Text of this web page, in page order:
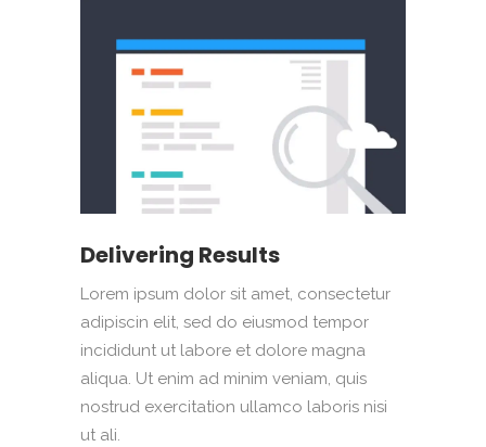
Delivering Results
Lorem ipsum dolor sit amet, consectetur
adipiscin elit, sed do eiusmod tempor
incididunt ut labore et dolore magna
aliqua. Ut enim ad minim veniam, quis
nostrud exercitation ullamco laboris nisi
ut ali.